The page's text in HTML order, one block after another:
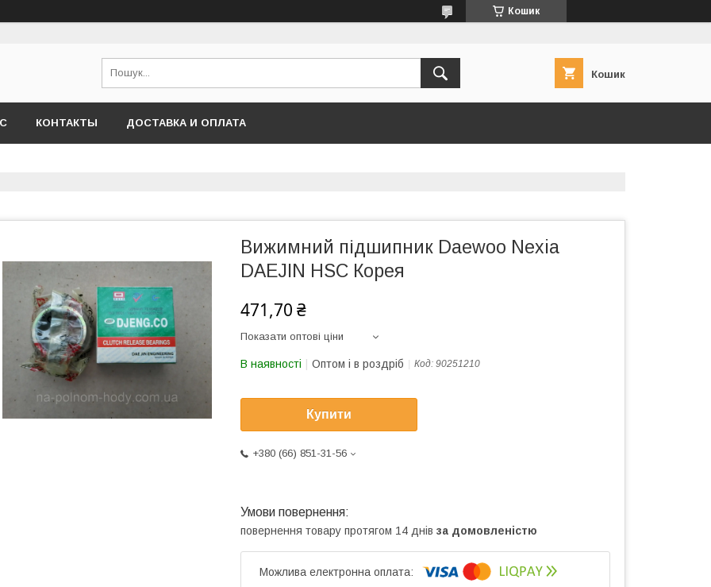
Кошик
Кошик
КОНТАКТЫ ДОСТАВКА И ОПЛАТА
Вижимний підшипник Daewoo Nexia
DAEJIN HSC Корея
471,70 ₴
Показати оптові ціни
В наявності Оптом і в роздріб Код: 90251210
Купити
+380 (66) 851-31-56
повернення товару протягом 14 днів за домовленістю